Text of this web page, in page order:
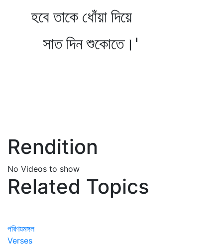
হবে তাকে ধোঁয়া দিয়ে
সাত দিন শুকোতে।'
Rendition
No Videos to show
Related Topics
পরিণয়মঙ্গল
Verses